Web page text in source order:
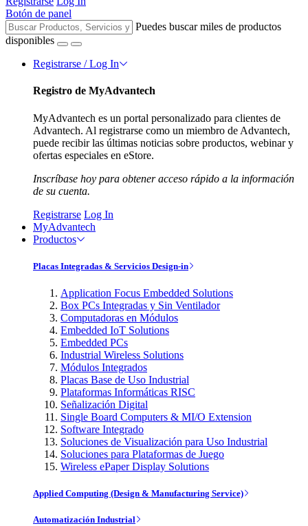
Botón de panel
Puedes buscar miles de productos
disponibles
Registrarse / Log In
Registro de MyAdvantech
MyAdvantech es un portal personalizado para clientes de
Advantech. Al registrarse como un miembro de Advantech,
puede recibir las últimas noticias sobre productos, webinar y
ofertas especiales en eStore.
Inscríbase hoy para obtener acceso rápido a la información
de su cuenta.
Registrarse Log In
MyAdvantech
Productos
Placas Integradas & Servicios Design-in
Application Focus Embedded Solutions
Box PCs Integradas y Sin Ventilador
Computadoras en Módulos
Embedded IoT Solutions
Embedded PCs
Industrial Wireless Solutions
Módulos Integrados
Placas Base de Uso Industrial
Plataformas Informáticas RISC
Señalización Digital
Single Board Computers & MI/O Extension
Software Integrado
Soluciones de Visualización para Uso Industrial
Soluciones para Plataformas de Juego
Wireless ePaper Display Solutions
Applied Computing (Design & Manufacturing Service)
Automatización Industrial